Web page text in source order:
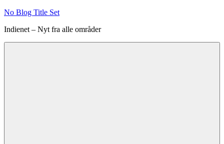
Videre
indhold
No Blog Title Set
Indienet – Nyt fra alle områder